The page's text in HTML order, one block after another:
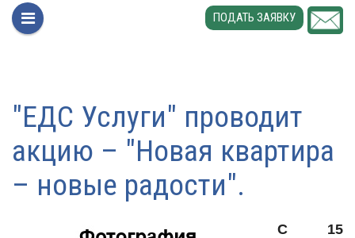
ПОДАТЬ ЗАЯВКУ
"ЕДС Услуги" проводит
акцию – "Новая квартира
– новые радости".
С 15